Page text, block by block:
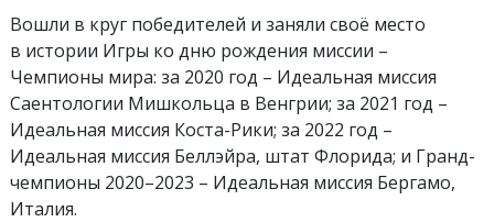
Вошли в круг победителей и заняли своё место
в истории Игры ко дню рождения миссии –
Чемпионы мира: за 2020 год – Идеальная миссия
Саентологии Мишкольца в Венгрии; за 2021 год –
Идеальная миссия Коста-Рики; за 2022 год –
Идеальная миссия Беллэйра, штат Флорида; и Гранд-
чемпионы 2020–2023 – Идеальная миссия Бергамо,
Италия.